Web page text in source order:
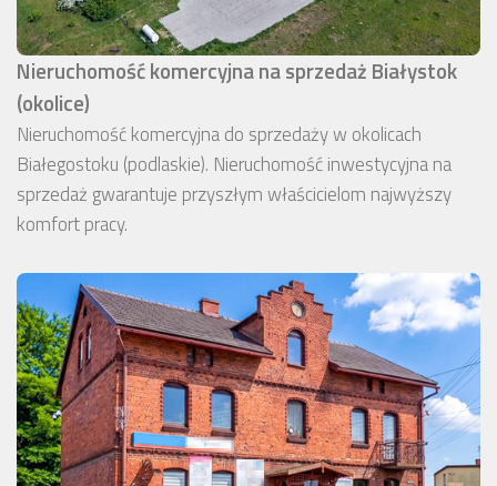
Nieruchomość komercyjna na sprzedaż Białystok
(okolice)
Nieruchomość komercyjna do sprzedaży w okolicach
Białegostoku (podlaskie). Nieruchomość inwestycyjna na
sprzedaż gwarantuje przyszłym właścicielom najwyższy
komfort pracy.